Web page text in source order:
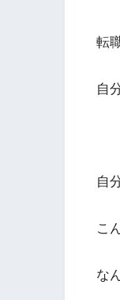
転
自
自
こ
な